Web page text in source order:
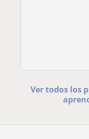
Ver todos los